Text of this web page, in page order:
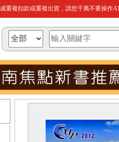
重複扣款或重複出貨，請您千萬不要操作